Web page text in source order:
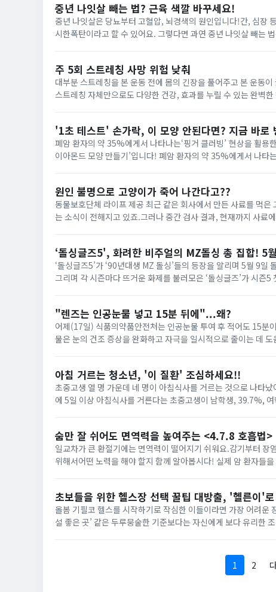
중년 나잇살 빼는 법? 근육 색깔 바꾸세요!
중년 나잇살은 당뇨부터 고혈압, 뇌경색의 원인입니다!간, 심장
주 5회 스트레칭 사망 위험 낮춰
대부분 스트레칭을 본 운동 전에 몸의 긴장을 풀어주고 본 운동
스트레칭 자체만으로도 다양한 건강, 효과를 누릴 수 있는 완벽한 하
'1초 테스트' 손가락, 이 모양 안된다면? 지금 바로
폐암 환자의 약 35%에게서 나타나는‘핑거 클러빙’ 현상을 활용한 폐암 예측 방
이아몬드 모양 만들기’입니다! 폐암 환자의 약 35%에게서
원인 불명으로 고양이가 죽어 나간다고??
동물보호단체 라이프 제공 최근 같은 회사에서 만든 사료를 먹은 고양이들이 원인을 알 수 없는 병에 걸려 급사하고 있다
는 소식이 전해지고 있죠.그러나 중간 검사 결과, 현재까지 사료
‘돌싱글즈5', 화려한 비주얼의 MZ돌싱 총 집합! 5
‘돌싱글즈5’가 ‘90년대생 MZ 돌싱’들의 등장을 알리며 5월 9
그리며 각 시즌마다 뜨거운 화제를 불러모은 ‘돌싱글즈’가 시즌
"렌즈는 인공눈물 넣고 15분 뒤에"...왜?
어제(17일) 식품의약품안전처는 인공눈물 투여 후 적어도 15분이
물은 눈의 건조 증상을 완화하고 자극을 일시적으로 줄이는 데
아침 거르는 청소년, '이 질환' 조심하세요!!
초중고생 열 명 가운데 네 명이 아침식사를 거르는 것으로 나타났어요. 질병청의 '청소년 건강 행태 조사'에 따르
숨만 잘 쉬어도 면역력을 높여주는 <4.7.8 호흡법>
일교차가 큰 환절기에는 면역력이 떨어지기 쉬워요.감기부터 장
위해서어떤 노력을 해야 할지 함께 알아봅시다! 실제 암 환자들을 진료하는 송재현 닥터가 면역력 높이는 방법에 대해 소
초보들을 위한 헬스장 선택 꿀팁 대방출, '헬른이'
올봄 기필코 헬스를 시작하기로 작심한 이들이라면 가장 어려운
설 좋은 곳’ 같은 두루뭉술한 기준보다는 자신에게 보다 유리한 조건을
1 2